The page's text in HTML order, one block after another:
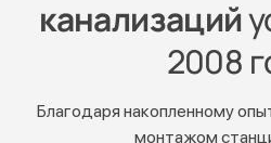
канализаций
2008
Благодаря накопленному
монтажом